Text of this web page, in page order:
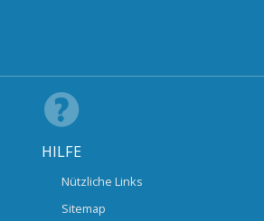
HILFE
Nützliche Links
Sitemap